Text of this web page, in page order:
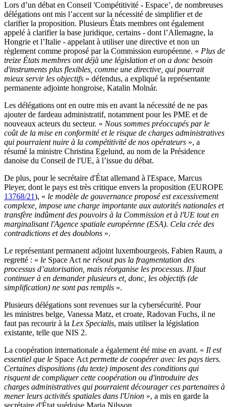
Lors d’un débat en Conseil 'Compétitivité - Espace’, de nombreuses
délégations ont mis l’accent sur la nécessité de simplifier et de
clarifier la proposition. Plusieurs États membres ont également
appelé à clarifier la base juridique, certains - dont l’Allemagne, la
Hongrie et l’Italie - appelant à utiliser une directive et non un
règlement comme proposé par la Commission européenne. « Plus de
treize États membres ont déjà une législation et on a donc besoin
d'instruments plus flexibles, comme une directive, qui pourrait
mieux servir les objectifs » défendus, a expliqué la représentante
permanente adjointe hongroise, Katalin Molnár.
Les délégations ont en outre mis en avant la nécessité de ne pas
ajouter de fardeau administratif, notamment pour les PME et de
nouveaux acteurs du secteur. « Nous sommes préoccupés par le
coût de la mise en conformité et le risque de charges administratives
qui pourraient nuire à la compétitivité de nos opérateurs », a
résumé la ministre Christina Egelund, au nom de la Présidence
danoise du Conseil de l'UE, à l’issue du débat.
De plus, pour le secrétaire d'État allemand à l'Espace, Marcus
Pleyer, dont le pays est très critique envers la proposition (EUROPE
13768/21), « le modèle de gouvernance proposé est excessivement
complexe, impose une charge importante aux autorités nationales et
transfère indûment des pouvoirs à la Commission et à l'UE tout en
marginalisant l'Agence spatiale européenne (ESA). Cela crée des
contradictions et des doublons ».
Le représentant permanent adjoint luxembourgeois, Fabien Raum, a
regretté : « le Space Act ne résout pas la fragmentation des
processus d’autorisation, mais réorganise les processus. Il faut
continuer à en demander plusieurs et, donc, les objectifs (de
simplification) ne sont pas remplis ».
Plusieurs délégations sont revenues sur la cybersécurité. Pour
les ministres belge, Vanessa Matz, et croate, Radovan Fuchs, il ne
faut pas recourir à la Lex Specialis, mais utiliser la législation
existante, telle que NIS 2.
La coopération internationale a également été mise en avant. « Il est
essentiel que le Space Act permette de coopérer avec les pays tiers.
Certaines dispositions (du texte) imposent des conditions qui
risquent de compliquer cette coopération ou d'introduire des
charges administratives qui pourraient décourager ces partenaires à
mener leurs activités spatiales dans l'Union », a mis en garde la
secrétaire d'État suédoise Maria Nilsson.